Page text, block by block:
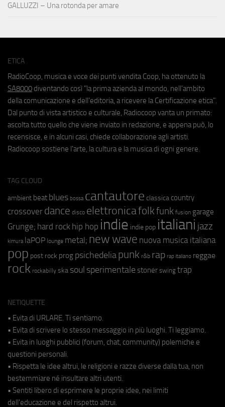
GALLUZZI – Una rotonda per amare
ETICA
RadioCoop, musica e voce dei punti vendita Coop, ha ottenuto la
SA8000 diventando così "la prima azienda al mondo, nell'ambito
della comunicazione e dell'editoria, a ricevere la Certificazione etica".
Dal punto di vista artistico e culturale, Radiocoop vanta un primato:
ascolta tutto quello che viene inviato in redazione, e appena può, lo
recensisce, e in alcuni casi, chiede collaborazione agli artisti.
Radiocoop sostiene l'arte, la cultura e la musica di ogni genere.
TAG CLOUD
ambient beat blues bossa cantautore classica country
crossover dance disco elettronicafolkfunk fusion garage
Grunge; hard rock hip hop indie indie pop italiani jazz
kimura laPOP lounge metal; new wave nuova musica italiana
pop post rock prog psichedeliapunk r&b rap rap italiano reggae
rock rockabilly ska soul sperimentale stoner swing trap
NETIQUETTE
• Evita di URLARE. Ti sentiamo.
• Evita di scrivere lo stesso messaggio in più luoghi. Ti leggiamo.
• Evita in luoghi pubblici (forum, chat, community) polemiche e
questioni personali.
• Rispetta le idee altrui, le religioni e razze diverse dalla tua, non
bestemmiare né insultare altri utenti.
• Sentiti libero di esprimere le proprie idee, nei limiti
dell'educazione e del rispetto altrui.